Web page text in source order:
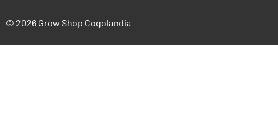
© 2026 Grow Shop Cogolandia